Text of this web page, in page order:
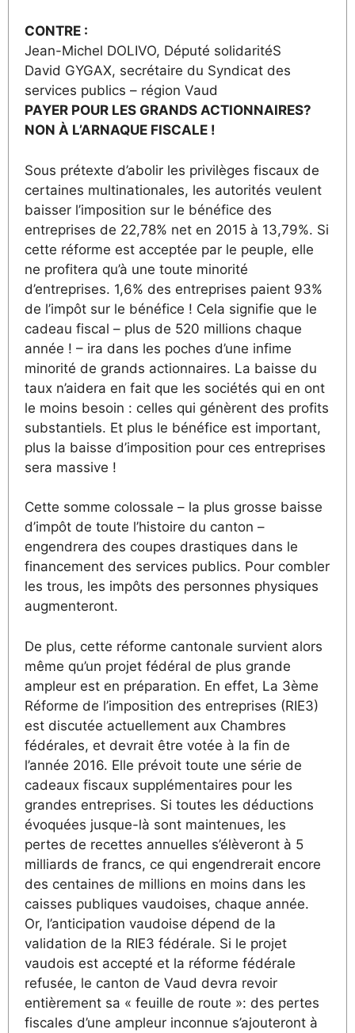
CONTRE :
Jean-Michel DOLIVO, Député solidaritéS
David GYGAX, secrétaire du Syndicat des
services publics – région Vaud
PAYER POUR LES GRANDS ACTIONNAIRES?
NON À L’ARNAQUE FISCALE !
Sous prétexte d’abolir les privilèges fiscaux de
certaines multinationales, les autorités veulent
baisser l’imposition sur le bénéfice des
entreprises de 22,78% net en 2015 à 13,79%. Si
cette réforme est acceptée par le peuple, elle
ne profitera qu’à une toute minorité
d’entreprises. 1,6% des entreprises paient 93%
de l’impôt sur le bénéfice ! Cela signifie que le
cadeau fiscal – plus de 520 millions chaque
année ! – ira dans les poches d’une infime
minorité de grands actionnaires. La baisse du
taux n’aidera en fait que les sociétés qui en ont
le moins besoin : celles qui génèrent des profits
substantiels. Et plus le bénéfice est important,
plus la baisse d’imposition pour ces entreprises
sera massive !
Cette somme colossale – la plus grosse baisse
d’impôt de toute l’histoire du canton –
engendrera des coupes drastiques dans le
financement des services publics. Pour combler
les trous, les impôts des personnes physiques
augmenteront.
De plus, cette réforme cantonale survient alors
même qu’un projet fédéral de plus grande
ampleur est en préparation. En effet, La 3ème
Réforme de l’imposition des entreprises (RIE3)
est discutée actuellement aux Chambres
fédérales, et devrait être votée à la fin de
l’année 2016. Elle prévoit toute une série de
cadeaux fiscaux supplémentaires pour les
grandes entreprises. Si toutes les déductions
évoquées jusque-là sont maintenues, les
pertes de recettes annuelles s’élèveront à 5
milliards de francs, ce qui engendrerait encore
des centaines de millions en moins dans les
caisses publiques vaudoises, chaque année.
Or, l’anticipation vaudoise dépend de la
validation de la RIE3 fédérale. Si le projet
vaudois est accepté et la réforme fédérale
refusée, le canton de Vaud devra revoir
entièrement sa « feuille de route »: des pertes
fiscales d’une ampleur inconnue s’ajouteront à